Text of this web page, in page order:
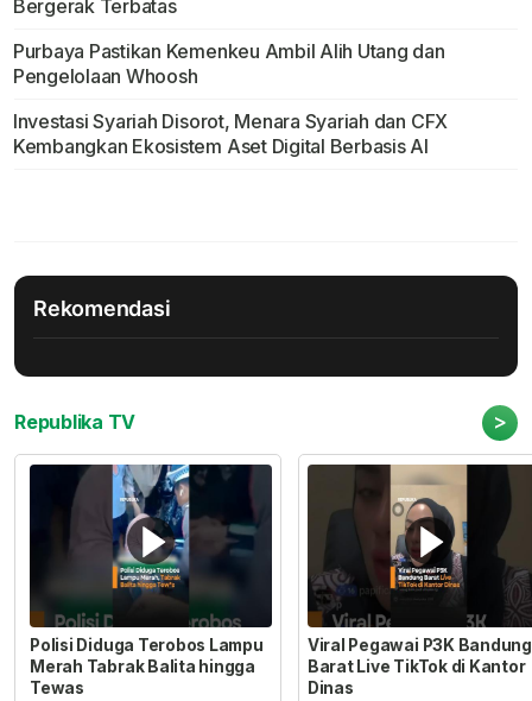
Bergerak Terbatas
Purbaya Pastikan Kemenkeu Ambil Alih Utang dan
Pengelolaan Whoosh
Investasi Syariah Disorot, Menara Syariah dan CFX
Kembangkan Ekosistem Aset Digital Berbasis AI
Rekomendasi
Republika TV >
Polisi Diduga Terobos Lampu
Merah Tabrak Balita hingga
Tewas
Viral Pegawai P3K Bandung
Barat Live TikTok di Kantor
Dinas